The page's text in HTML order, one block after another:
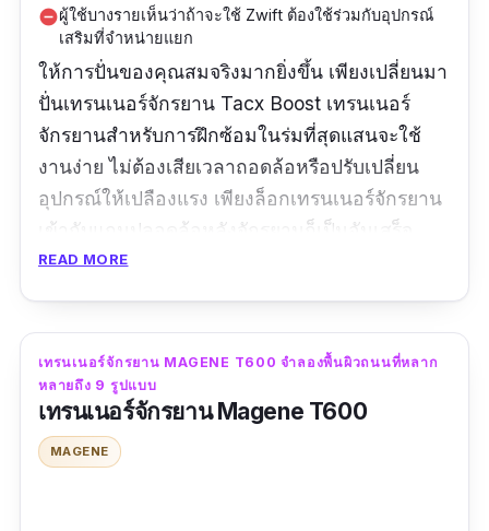
remove_circleผู้ใช้บางรายเห็นว่าถ้าจะใช้ Zwift ต้องใช้ร่วมกับอุปกรณ์
เสริมที่จำหน่ายแยก
ให้การปั่นของคุณสมจริงมากยิ่งขึ้น เพียงเปลี่ยนมา
ปั่นเทรนเนอร์จักรยาน Tacx Boost เทรนเนอร์
จักรยานสำหรับการฝึกซ้อมในร่มที่สุดแสนจะใช้
งานง่าย ไม่ต้องเสียเวลาถอดล้อหรือปรับเปลี่ยน
อุปกรณ์ให้เปลืองแรง เพียงล็อกเทรนเนอร์จักรยาน
เข้ากับแกนปลอดล้อหลังจักรยานก็เป็นอันเสร็จ
เรียบร้อย มีระบบ Actual Flywheel ให้ความรู้สึก
ทาวน์โฮม ก็หมดห่วงเรื่องเสียงรบกวนไปได้เลย
ข้อมูลเฉพาะ
กำลังวัตต์สูงสุด :
READ MORE
เทรนเนอร์จักรยาน MAGENE T600 จำลองพื้นผิวถนนที่หลาก
หลายถึง 9 รูปแบบ
เทรนเนอร์จักรยาน Magene T600
MAGENE